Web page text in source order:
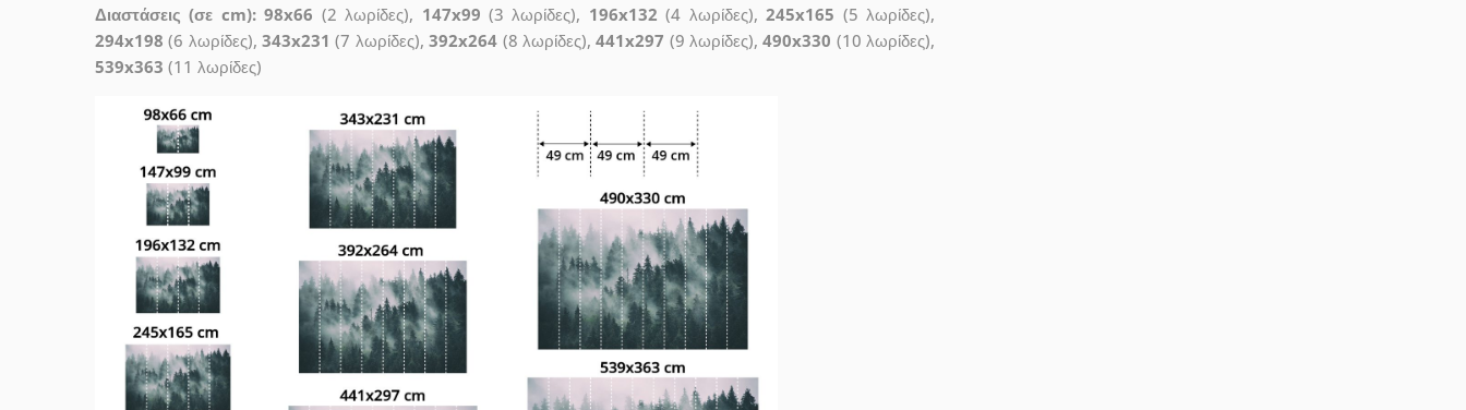
Διαστάσεις (σε cm): 98x66 (2 λωρίδες), 147x99 (3 λωρίδες), 196x132 (4 λωρίδες),245x165 (5 λωρίδες),
294x198 (6 λωρίδες),343x231 (7 λωρίδες),392x264 (8 λωρίδες),441x297 (9 λωρίδες),490x330 (10 λωρίδες),
539x363 (11 λωρίδες)